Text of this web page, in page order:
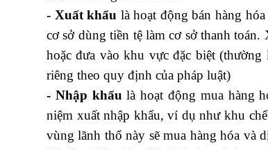
- Xuất khẩu là hoạt động bán hàng
cơ sở dùng tiền tệ làm cơ sở thanh
hoặc đưa vào khu vực đặc biệt
riêng theo quy định của pháp luật)
- Nhập khẩu là hoạt động mua hàng
niệm xuất nhập khẩu, ví dụ như khu
vùng lãnh thổ này sẽ mua hàng hóa và